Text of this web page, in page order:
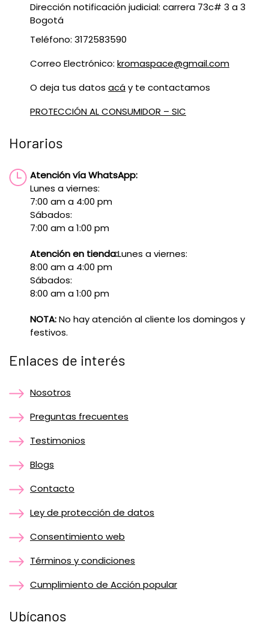
Dirección notificación judicial: carrera 73c# 3 a 3
Bogotá
Teléfono: 3172583590
Correo Electrónico: kromaspace@gmail.com
O deja tus datos acáy te contactamos
PROTECCIÓN AL CONSUMIDOR – SIC
Horarios
Atención vía WhatsApp:
Lunes a viernes:
7:00 am a 4:00 pm
Sábados:
7:00 am a 1:00 pm
Atención en tienda:Lunes a viernes:
8:00 am a 4:00 pm
Sábados:
8:00 am a 1:00 pm
NOTA:No hay atención al cliente los domingos y
festivos.
Enlaces de interés
Nosotros
Preguntas frecuentes
Testimonios
Blogs
Contacto
Ley de protección de datos
Consentimiento web
Términos y condiciones
Cumplimiento de Acción popular
Ubícanos